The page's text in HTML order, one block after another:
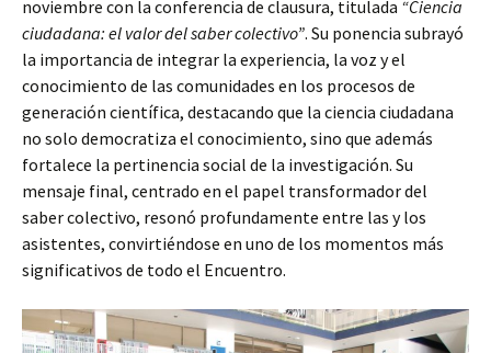
noviembre con la conferencia de clausura, titulada “Ciencia
ciudadana: el valor del saber colectivo”. Su ponencia subrayó
la importancia de integrar la experiencia, la voz y el
conocimiento de las comunidades en los procesos de
generación científica, destacando que la ciencia ciudadana
no solo democratiza el conocimiento, sino que además
fortalece la pertinencia social de la investigación. Su
mensaje final, centrado en el papel transformador del
saber colectivo, resonó profundamente entre las y los
asistentes, convirtiéndose en uno de los momentos más
significativos de todo el Encuentro.